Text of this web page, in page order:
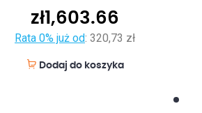
zł1,603.66
Rata 0% już od: 320,73 zł
Dodaj do koszyka